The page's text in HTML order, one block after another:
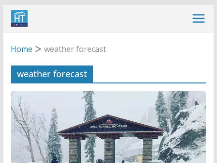
Skip
Home
weather forecast
weather forecast